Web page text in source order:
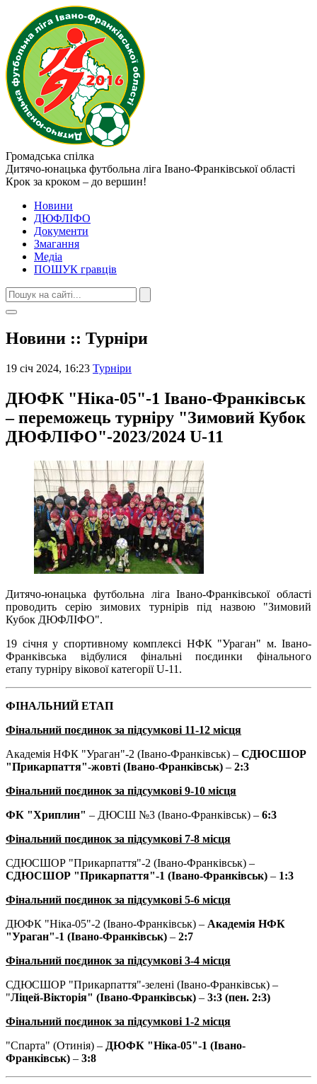
Громадська спілка
Дитячо-юнацька футбольна ліга Івано-Франківської області
Крок за кроком – до вершин!
Новини
ДЮФЛІФО
Документи
Змагання
Медіа
ПОШУК гравців
Новини :: Турніри
19 січ 2024, 16:23 Турніри
ДЮФК "Ніка-05"-1 Івано-Франківськ
– переможець турніру "Зимовий Кубок
ДЮФЛІФО"-2023/2024 U-11
Дитячо-юнацька футбольна ліга Івано-Франківської області
проводить серію зимових турнірів під назвою "Зимовий
Кубок ДЮФЛІФО".
19 січня у спортивному комплексі НФК "Ураган" м. Івано-
Франківська відбулися фінальні поєдинки фінального
етапу турніру вікової категорії U-11.
ФІНАЛЬНИЙ ЕТАП
Фінальний поєдинок за підсумкові 11-12 місця
Академія НФК "Ураган"-2 (Івано-Франківськ) – СДЮСШОР
"Прикарпаття"-жовті (Івано-Франківськ) – 2:3
Фінальний поєдинок за підсумкові 9-10 місця
ФК "Хриплин" – ДЮСШ №3 (Івано-Франківськ) – 6:3
Фінальний поєдинок за підсумкові 7-8 місця
СДЮСШОР "Прикарпаття"-2 (Івано-Франківськ) –
СДЮСШОР "Прикарпаття"-1 (Івано-Франківськ) – 1:3
Фінальний поєдинок за підсумкові 5-6 місця
ДЮФК "Ніка-05"-2 (Івано-Франківськ) – Академія НФК
"Ураган"-1 (Івано-Франківськ) – 2:7
Фінальний поєдинок за підсумкові 3-4 місця
СДЮСШОР "Прикарпаття"-зелені (Івано-Франківськ) –
"Ліцей-Вікторія" (Івано-Франківськ) – 3:3 (пен. 2:3)
Фінальний поєдинок за підсумкові 1-2 місця
"Спарта" (Отинія) – ДЮФК "Ніка-05"-1 (Івано-
Франківськ) – 3:8